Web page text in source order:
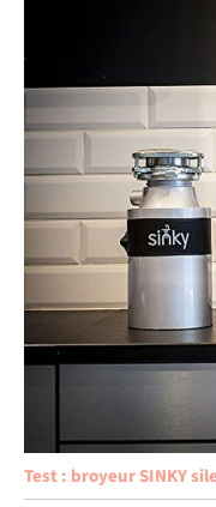
Test : broyeur SINKY